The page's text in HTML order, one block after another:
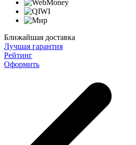
Ближайшая доставка
Лучшая гарантия
Рейтинг
Оформить